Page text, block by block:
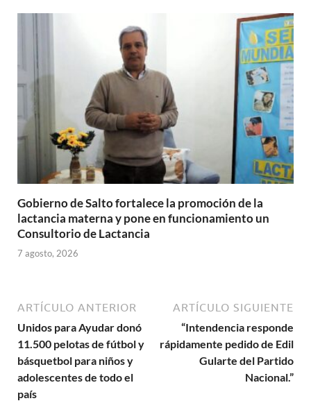
Gobierno de Salto fortalece la promoción de la
lactancia materna y pone en funcionamiento un
Consultorio de Lactancia
7 agosto, 2026
ARTÍCULO ANTERIOR
Unidos para Ayudar donó
11.500 pelotas de fútbol y
básquetbol para niños y
adolescentes de todo el
país
ARTÍCULO SIGUIENTE
“Intendencia responde
rápidamente pedido de Edil
Gularte del Partido
Nacional.”